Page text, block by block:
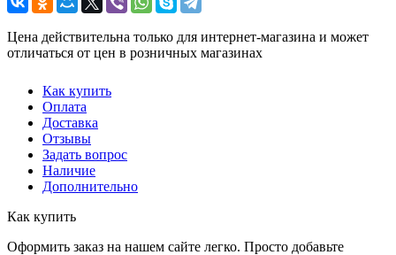
Цена действительна только для интернет-магазина и может
отличаться от цен в розничных магазинах
Как купить
Оплата
Доставка
Отзывы
Задать вопрос
Наличие
Дополнительно
Как купить
Оформить заказ на нашем сайте легко. Просто добавьте